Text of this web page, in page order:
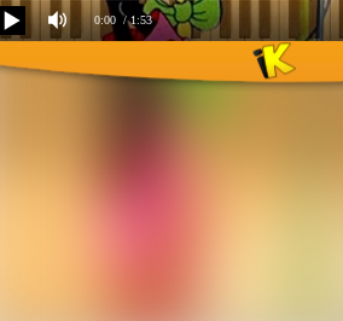
0:00 / 1:53
Песня зайца
карнавале